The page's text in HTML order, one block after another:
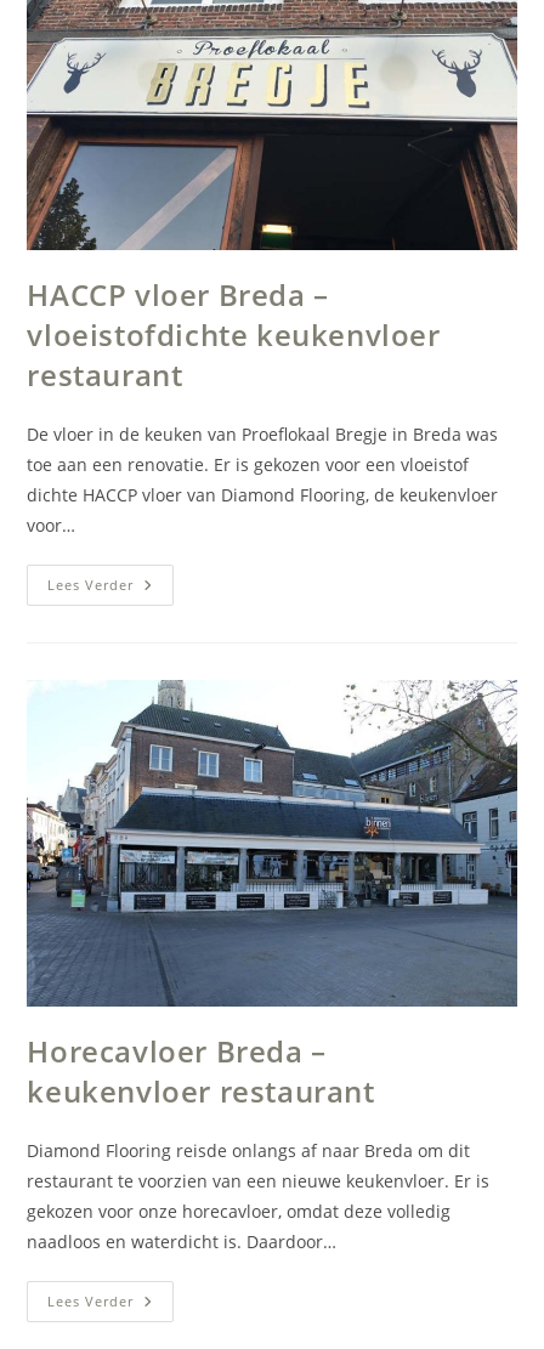
HACCP vloer Breda –
vloeistofdichte keukenvloer
restaurant
De vloer in de keuken van Proeflokaal Bregje in Breda was
toe aan een renovatie. Er is gekozen voor een vloeistof
dichte HACCP vloer van Diamond Flooring, de keukenvloer
voor…
Lees VerderHACCP
Vloer
Restaurant
Horecavloer Breda –
keukenvloer restaurant
Diamond Flooring reisde onlangs af naar Breda om dit
restaurant te voorzien van een nieuwe keukenvloer. Er is
gekozen voor onze horecavloer, omdat deze volledig
naadloos en waterdicht is. Daardoor…
Lees VerderHorecavloer
Breda